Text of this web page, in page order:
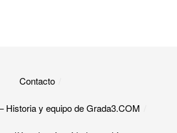
Contacto
Historia y equipo de Grada3.COM